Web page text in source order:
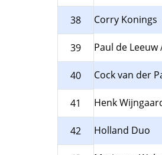
38 Corry Konings
39 Paul de Leeuw
40 Cock van der
41 Henk
42 Holland Duo